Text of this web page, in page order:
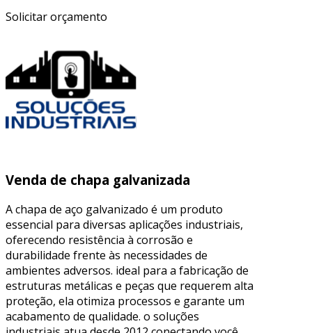
Solicitar orçamento
Venda de chapa galvanizada
A chapa de aço galvanizado é um produto
essencial para diversas aplicações industriais,
oferecendo resistência à corrosão e
durabilidade frente às necessidades de
ambientes adversos. ideal para a fabricação de
estruturas metálicas e peças que requerem alta
proteção, ela otimiza processos e garante um
acabamento de qualidade. o soluções